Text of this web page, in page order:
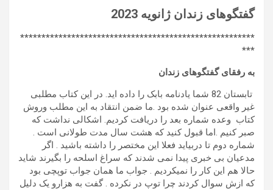
گفتگوهای زندان ژانویه 2023
*******************************************************
***
به رفقای گفتگوهای زندان
تابستان 82 شما یادنامه بابک را داده اید. در این کتاب مطلبی
غیر واقعی عنوان شده بود .ما ضمن انتقاد به این مطلب وروش
کتاب وعده شماره بعد را دریافت کردیم. اشکالی نداشت که
صبر کنیم .اما قبول کنید که هشت سال مدت طولانی است .
شماره دوم تا دربیاید فعلا این مختصر را داشته باشید . اگر
مدعیان بی خبری پیدا نمی شدند که سراغ اسلحه را بگیرند شاید
حالا هم این کار را نمیکردیم . جواب ما همان جواب توپچی بود
که ازش سوال کردند چرا توپ در نکرده . گفت به هزارو یک دلیل